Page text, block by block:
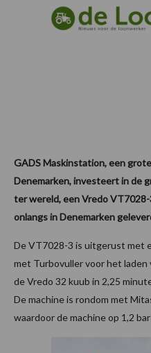
GADS Maskinstation, een
Denemarken, investeert in de
ter wereld, een Vredo
onlangs in Denemarken
De VT7028-3 is uitgerust met
met Turbovuller voor het laden
de Vredo 32 kuub in 2,25
De machine is rondom met
waardoor de machine op 1,2